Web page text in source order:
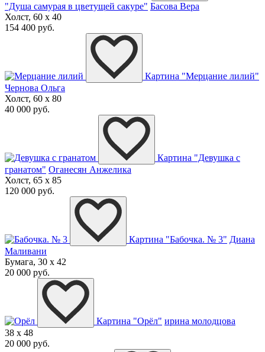
"Душа самурая в цветущей сакуре" Басова Вера
Холст, 60 x 40
154 400 руб.
Картина "Мерцание лилий"
Чернова Ольга
Холст, 60 x 80
40 000 руб.
Картина "Девушка с
гранатом" Оганесян Анжелика
Холст, 65 x 85
120 000 руб.
Картина "Бабочка. № 3" Диана
Маливани
Бумага, 30 x 42
20 000 руб.
Картина "Орёл" ирина молодцова
38 x 48
20 000 руб.